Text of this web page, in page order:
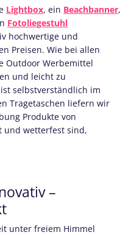
Lightbox, ein Beachbanner,
Fotoliegestuhl
hochwertige und
Preisen. Wie bei allen
Outdoor Werbemittel
und leicht zu
selbstverständlich im
Tragetaschen liefern wir
Produkte von
und wetterfest sind,
–
unter freiem Himmel